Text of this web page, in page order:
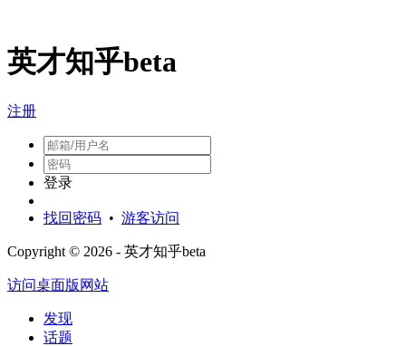
英才知乎beta
注册
登录
找回密码 • 游客访问
Copyright © 2026 - 英才知乎beta
访问桌面版网站
发现
话题